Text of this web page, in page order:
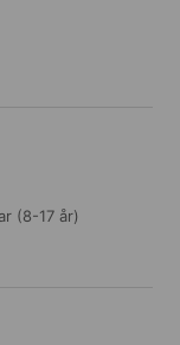
(8-17 år)